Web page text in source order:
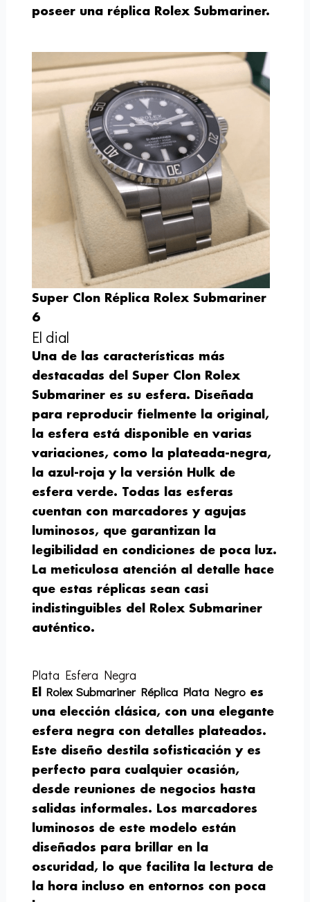
poseer una réplica Rolex Submariner.
Super Clon Réplica Rolex Submariner
6
El dial
Una de las características más
destacadas del Super Clon Rolex
Submariner es su esfera. Diseñada
para reproducir fielmente la original,
la esfera está disponible en varias
variaciones, como la plateada-negra,
la azul-roja y la versión Hulk de
esfera verde. Todas las esferas
cuentan con marcadores y agujas
luminosos, que garantizan la
legibilidad en condiciones de poca luz.
La meticulosa atención al detalle hace
que estas réplicas sean casi
indistinguibles del Rolex Submariner
auténtico.
Plata Esfera Negra
El Rolex Submariner Réplica Plata Negro es
una elección clásica, con una elegante
esfera negra con detalles plateados.
Este diseño destila sofisticación y es
perfecto para cualquier ocasión,
desde reuniones de negocios hasta
salidas informales. Los marcadores
luminosos de este modelo están
diseñados para brillar en la
oscuridad, lo que facilita la lectura de
la hora incluso en entornos con poca